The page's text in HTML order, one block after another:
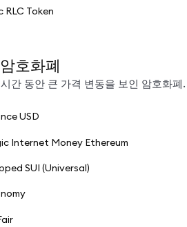
RLC Token
호화폐
간 동안 큰 가격 변동을 보인 암호화폐.
USD
Internet Money Ethereum
SUI (Universal)